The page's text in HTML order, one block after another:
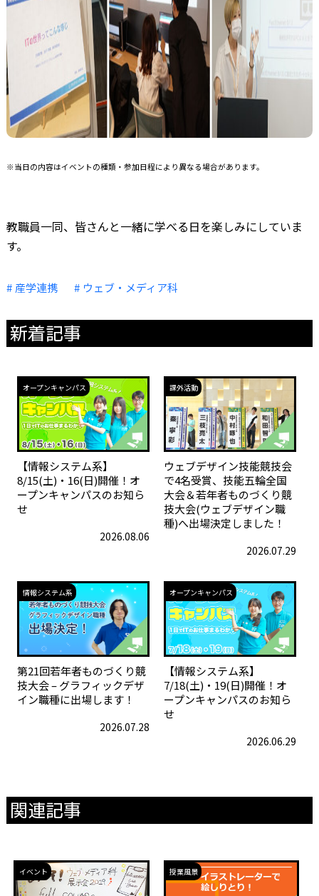
※当日の内容はイベントの種類・参加日程により異なる場合があります。
教職員一同、皆さんと一緒に学べる日を楽しみにしていま
す。
産学連携 ウェブ・メディア科
新着記事
オープンキャンパス
【情報システム系】
8/15(土)・16(日)開催！オ
ープンキャンパスのお知ら
せ
2026.08.06
課外活動
ウェブデザイン技能競技会
で4名受賞、技能五輪全国
大会＆若年者ものづくり競
技大会(ウェブデザイン職
種)へ出場決定しました！
2026.07.29
情報システム系
第21回若年者ものづくり競
技大会 – グラフィックデザ
イン職種に出場します！
2026.07.28
オープンキャンパス
【情報システム系】
7/18(土)・19(日)開催！オ
ープンキャンパスのお知ら
せ
2026.06.29
関連記事
イベント 授業風景